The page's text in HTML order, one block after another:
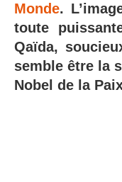
Monde.
toute
Qaïda,
semble être la
Nobel de la